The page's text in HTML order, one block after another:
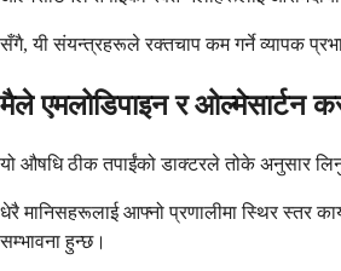
सँगै, यी संयन्त्रहरूले रक्तचाप कम गर्ने व्यापक
मैले एमलोडिपाइन र ओल्मेसार्टन
यो औषधि ठीक तपाईंको डाक्टरले तोके अनुसार
धेरै मानिसहरूलाई आफ्नो प्रणालीमा स्थिर स्तर
सम्भावना हुन्छ।